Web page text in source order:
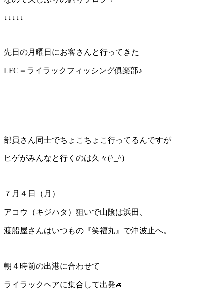
↓↓↓↓↓
先日の月曜日にお客さんと行ってきた
LFC＝ライラックフィッシング俱楽部♪
部員さん同士でちょこちょこ行ってるんですが
ヒゲがみんなと行くのは久々(^_^)
７月４日（月）
アコウ（キジハタ）狙いで山陰は浜田、
渡船屋さんはいつもの『笑福丸』で沖波止へ。
朝４時前の出港に合わせて
ライラックヘアに集合して出発🚙